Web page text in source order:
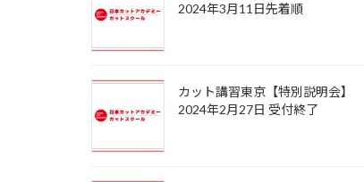
2024年3月11日先着順
カット講習東京【特別説明会】
2024年2月27日 受付終了